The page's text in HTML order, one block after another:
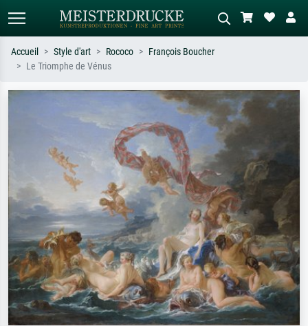
impressionnisme, vague de Hokusai,
Décrivez la scène – ex. prairie verte,
abstrait avec beaucoup de rouge,
tableau sombre, nu debout près d'un
arbre.
Accueil Style d'art Rococo
François Boucher
Le Triomphe de Vénus